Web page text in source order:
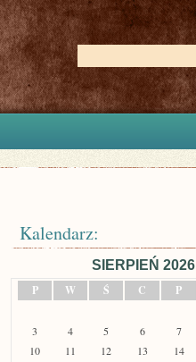
Kalendarz:
SIERPIEŃ 2026
P
W Ś C P
3
4 5 6 7
10
11 12 13 14